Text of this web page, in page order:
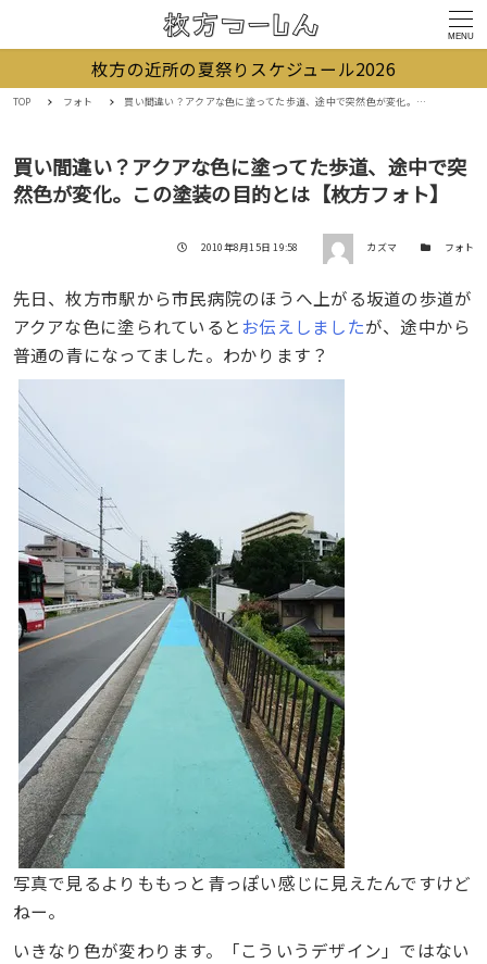
MENU
枚方の近所の夏祭りスケジュール2026
TOP フォト 買い間違い？アクアな色に塗ってた歩道、途中で突然色が変化。この塗装の目的とは【枚方フォト】
買い間違い？アクアな色に塗ってた歩道、途中で突
然色が変化。この塗装の目的とは【枚方フォト】
投稿日
2010年8月15日 19:58 著者 カズマ カテゴリー
フォト
先日、枚方市駅から市民病院のほうへ上がる坂道の歩道が
アクアな色に塗られているとお伝えしましたが、途中から
普通の青になってました。わかります？
写真で見るよりももっと青っぽい感じに見えたんですけど
ねー。
いきなり色が変わります。「こういうデザイン」ではない